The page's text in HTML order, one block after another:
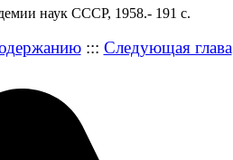
наук СССР, 1958.- 191 с.
::: Следующая глава